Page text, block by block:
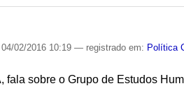
04/02/2016 10:19— registrado em: Política
sobre o Grupo de Estudos